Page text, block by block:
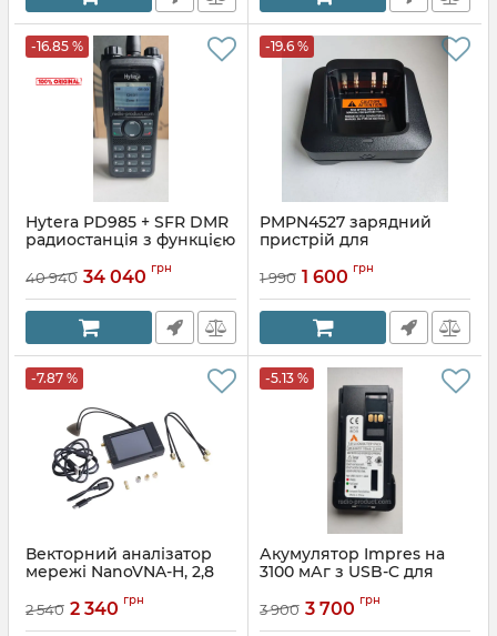
-16.85 %
Hytera PD985 + SFR DMR
радиостанція з функцією
Артикул:SC00482+SW00074
40 940 34 040 грн
-19.6 %
PMPN4527 зарядний
пристрій для
(замінник)
1 990 1 600 грн
-7.87 %
Векторний аналізатор
мережі NanoVNA-H, 2,8
HF VHF UHF
Артикул:190131
2 540 2 340 грн
-5.13 %
Акумулятор Impres на
3100 мАг з USB-C для
DP2xxx/4xxx
Артикул:APLI4494C31
3 900 3 700 грн